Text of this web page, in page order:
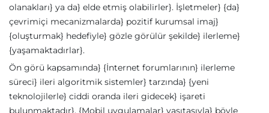
olanakları} ya da} elde etmiş olabilirler}. İşletmeler} {da}
çevrimiçi mecanizmalarda} pozitif kurumsal imaj}
{oluşturmak} hedefiyle} gözle görülür şekilde} ilerleme}
{yaşamaktadırlar}.
Ön görü kapsamında} {İnternet forumlarının} ilerleme
süreci} ileri algoritmik sistemler} tarzında} {yeni
teknolojilerle} ciddi oranda ileri gidecek} işareti
bulunmaktadır}. {Mobil uygulamalar} vasıtasıyla} böyle